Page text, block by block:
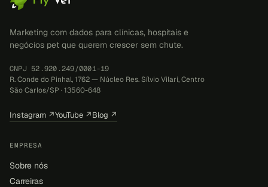
Marketing com dados para clínicas, hospitais e
negócios pet que querem crescer sem chute.
CNPJ 52.920.249/0001-19
R. Conde do Pinhal, 1762 — Núcleo Res. Sílvio Vilari, Centro
São Carlos/SP · 13560-648
Instagram ↗YouTube ↗Blog ↗
EMPRESA
Sobre nós
Carreiras